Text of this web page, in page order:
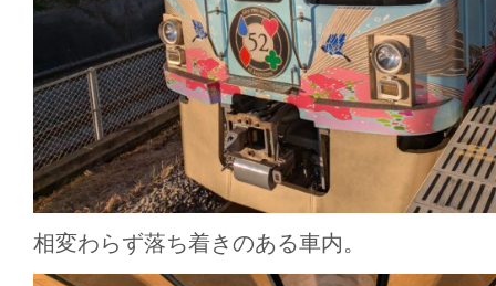
相変わらず落ち着きのある車内。